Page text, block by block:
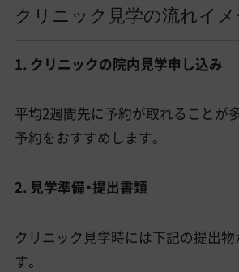
クリニック見学の流れイメ
1. クリニックの院内見学申し込み
平均2週間先に予約が取れることが
予約をおすすめします。
2. 見学準備・提出書類
クリニック見学時には下記の提出
す。